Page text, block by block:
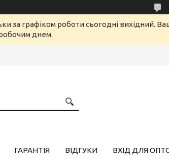
за графіком роботи сьогодні вихідний.
днем.
ГАРАНТІЯ ВІДГУКИ ВХІД ДЛЯ